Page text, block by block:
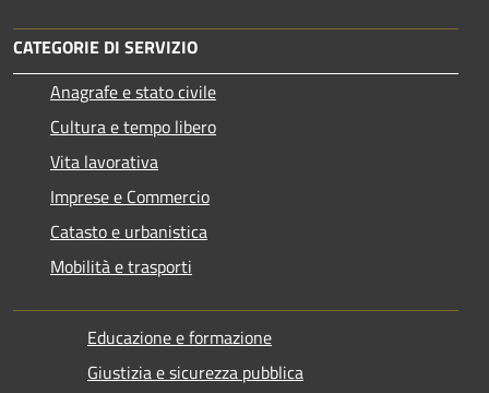
CATEGORIE DI SERVIZIO
Anagrafe e stato civile
Cultura e tempo libero
Vita lavorativa
Imprese e Commercio
Catasto e urbanistica
Mobilità e trasporti
Educazione e formazione
Giustizia e sicurezza pubblica